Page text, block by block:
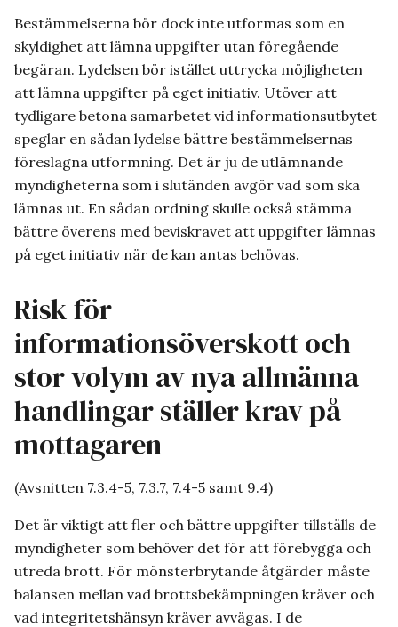
Bestämmelserna bör dock inte utformas som en
skyldighet att lämna uppgifter utan föregående
begäran. Lydelsen bör istället uttrycka möjligheten
att lämna uppgifter på eget initiativ. Utöver att
tydligare betona samarbetet vid informationsutbytet
speglar en sådan lydelse bättre bestämmelsernas
föreslagna utformning. Det är ju de utlämnande
myndigheterna som i slutänden avgör vad som ska
lämnas ut. En sådan ordning skulle också stämma
bättre överens med beviskravet att uppgifter lämnas
på eget initiativ när de kan antas behövas.
Risk för
informationsöverskott och
stor volym av nya allmänna
handlingar ställer krav på
mottagaren
(Avsnitten 7.3.4-5, 7.3.7, 7.4-5 samt 9.4)
Det är viktigt att fler och bättre uppgifter tillställs de
myndigheter som behöver det för att förebygga och
utreda brott. För mönsterbrytande åtgärder måste
balansen mellan vad brottsbekämpningen kräver och
vad integritetshänsyn kräver avvägas. I de